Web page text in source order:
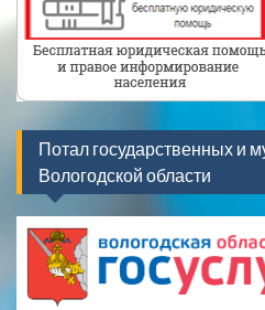
Потал государственных и
Вологодской области